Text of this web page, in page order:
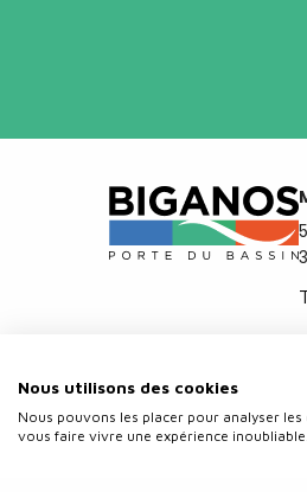
Nous utilisons des cookies
Nous pouvons les placer pour analyser
vous faire vivre une expérience